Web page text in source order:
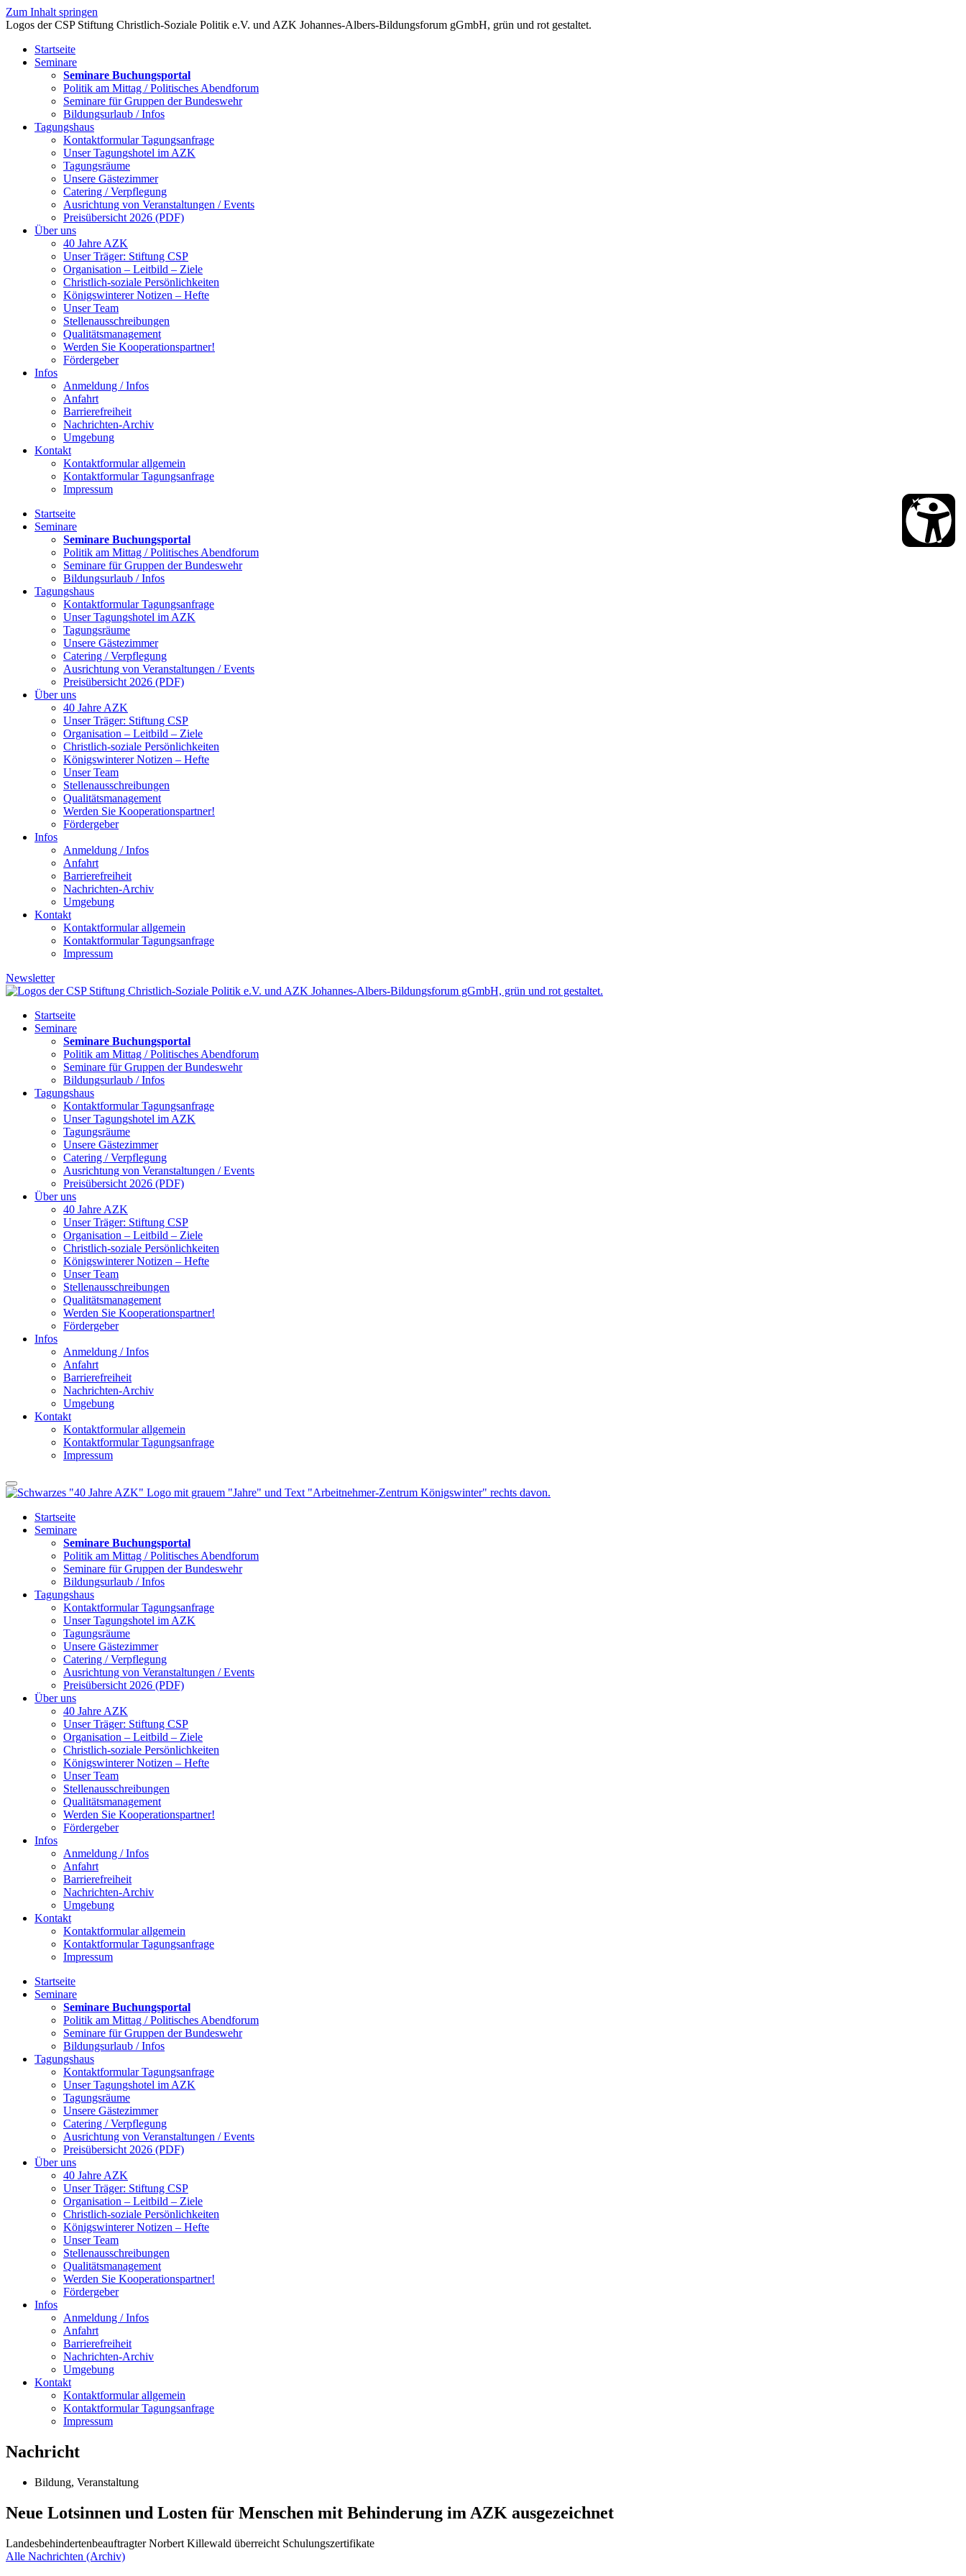
Zum Inhalt springen
Startseite
Seminare
Seminare Buchungsportal
Politik am Mittag / Politisches Abendforum
Seminare für Gruppen der Bundeswehr
Bildungsurlaub / Infos
Tagungshaus
Kontaktformular Tagungsanfrage
Unser Tagungshotel im AZK
Tagungsräume
Unsere Gästezimmer
Catering / Verpflegung
Ausrichtung von Veranstaltungen / Events
Preisübersicht 2026 (PDF)
Über uns
40 Jahre AZK
Unser Träger: Stiftung CSP
Organisation – Leitbild – Ziele
Christlich-soziale Persönlichkeiten
Königswinterer Notizen – Hefte
Unser Team
Stellenausschreibungen
Qualitätsmanagement
Werden Sie Kooperationspartner!
Fördergeber
Infos
Anmeldung / Infos
Anfahrt
Barrierefreiheit
Nachrichten-Archiv
Umgebung
Kontakt
Kontaktformular allgemein
Kontaktformular Tagungsanfrage
Impressum
Startseite
Seminare
Seminare Buchungsportal
Politik am Mittag / Politisches Abendforum
Seminare für Gruppen der Bundeswehr
Bildungsurlaub / Infos
Tagungshaus
Kontaktformular Tagungsanfrage
Unser Tagungshotel im AZK
Tagungsräume
Unsere Gästezimmer
Catering / Verpflegung
Ausrichtung von Veranstaltungen / Events
Preisübersicht 2026 (PDF)
Über uns
40 Jahre AZK
Unser Träger: Stiftung CSP
Organisation – Leitbild – Ziele
Christlich-soziale Persönlichkeiten
Königswinterer Notizen – Hefte
Unser Team
Stellenausschreibungen
Qualitätsmanagement
Werden Sie Kooperationspartner!
Fördergeber
Infos
Anmeldung / Infos
Anfahrt
Barrierefreiheit
Nachrichten-Archiv
Umgebung
Kontakt
Kontaktformular allgemein
Kontaktformular Tagungsanfrage
Impressum
Newsletter
Startseite
Seminare
Seminare Buchungsportal
Politik am Mittag / Politisches Abendforum
Seminare für Gruppen der Bundeswehr
Bildungsurlaub / Infos
Tagungshaus
Kontaktformular Tagungsanfrage
Unser Tagungshotel im AZK
Tagungsräume
Unsere Gästezimmer
Catering / Verpflegung
Ausrichtung von Veranstaltungen / Events
Preisübersicht 2026 (PDF)
Über uns
40 Jahre AZK
Unser Träger: Stiftung CSP
Organisation – Leitbild – Ziele
Christlich-soziale Persönlichkeiten
Königswinterer Notizen – Hefte
Unser Team
Stellenausschreibungen
Qualitätsmanagement
Werden Sie Kooperationspartner!
Fördergeber
Infos
Anmeldung / Infos
Anfahrt
Barrierefreiheit
Nachrichten-Archiv
Umgebung
Kontakt
Kontaktformular allgemein
Kontaktformular Tagungsanfrage
Impressum
Startseite
Seminare
Seminare Buchungsportal
Politik am Mittag / Politisches Abendforum
Seminare für Gruppen der Bundeswehr
Bildungsurlaub / Infos
Tagungshaus
Kontaktformular Tagungsanfrage
Unser Tagungshotel im AZK
Tagungsräume
Unsere Gästezimmer
Catering / Verpflegung
Ausrichtung von Veranstaltungen / Events
Preisübersicht 2026 (PDF)
Über uns
40 Jahre AZK
Unser Träger: Stiftung CSP
Organisation – Leitbild – Ziele
Christlich-soziale Persönlichkeiten
Königswinterer Notizen – Hefte
Unser Team
Stellenausschreibungen
Qualitätsmanagement
Werden Sie Kooperationspartner!
Fördergeber
Infos
Anmeldung / Infos
Anfahrt
Barrierefreiheit
Nachrichten-Archiv
Umgebung
Kontakt
Kontaktformular allgemein
Kontaktformular Tagungsanfrage
Impressum
Startseite
Seminare
Seminare Buchungsportal
Politik am Mittag / Politisches Abendforum
Seminare für Gruppen der Bundeswehr
Bildungsurlaub / Infos
Tagungshaus
Kontaktformular Tagungsanfrage
Unser Tagungshotel im AZK
Tagungsräume
Unsere Gästezimmer
Catering / Verpflegung
Ausrichtung von Veranstaltungen / Events
Preisübersicht 2026 (PDF)
Über uns
40 Jahre AZK
Unser Träger: Stiftung CSP
Organisation – Leitbild – Ziele
Christlich-soziale Persönlichkeiten
Königswinterer Notizen – Hefte
Unser Team
Stellenausschreibungen
Qualitätsmanagement
Werden Sie Kooperationspartner!
Fördergeber
Infos
Anmeldung / Infos
Anfahrt
Barrierefreiheit
Nachrichten-Archiv
Umgebung
Kontakt
Kontaktformular allgemein
Kontaktformular Tagungsanfrage
Impressum
Nachricht
Bildung, Veranstaltung
Neue Lotsinnen und Losten für Menschen mit Behinderung im AZK ausgezeichnet
Landesbehindertenbeauftragter Norbert Killewald überreicht Schulungszertifikate
Alle Nachrichten (Archiv)